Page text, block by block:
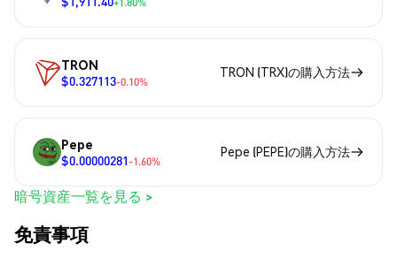
TRON
$0.327113-0.10%
TRON (TRX)の購入方法
Pepe
$0.00000281-1.60%
Pepe (PEPE)の購入方法
暗号資産一覧を見る >
免責事項